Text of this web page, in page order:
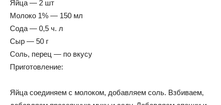
Яйца — 2 шт
Молоко 1% — 150 мл
Сода — 0,5 ч. л
Сыр — 50 г
Соль, перец — по вкусу
Приготовление:
Яйца соединяем с молоком, добавляем соль. Взбиваем,